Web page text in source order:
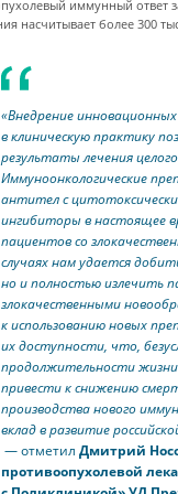
иммунный ответ
насчитывает более 300
«Внедрение
в клиническую практику
результаты лечения
Иммуноонкологические
антител с
ингибиторы в настоящее
пациентов со
случаях нам удается
но и полностью излечить
злокачественными
к использованию новых
их доступности, что,
продолжительности жизни
привести к снижению
производства нового
вклад в развитие
— отметил Дмитрий
противоопухолевой